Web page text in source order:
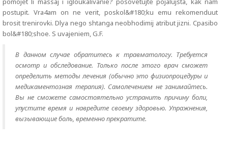
postupit. Vra4am on ne verit, poskol&#180;ku emu rekomenduut
brosit trenirovki. Dlya nego shtanga neobhodimij atribut jizni. Cpasibo
bol&#180;shoe. S uvajeniem, G.F.
В данном случае обратитесь к травматологу. Требуется
осмотр и обследование. Только после этого врач сможет
определить методы лечения (обычно это физиопроцедуры и
медикаментозная терапия). Самолечением не занимайтесь.
Вы не сможете самостоятельно устранить причину боли,
упустите время и навредите своему здоровью. Упражнения,
вызывающие боль, временно прекратите.